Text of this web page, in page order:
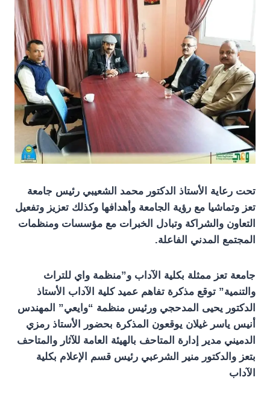
تحت رعاية الأستاذ الدكتور محمد الشعيبي رئيس جامعة
تعز وتماشيا مع رؤية الجامعة وأهدافها وكذلك تعزيز وتفعيل
التعاون والشراكة وتبادل الخبرات مع مؤسسات ومنظمات
المجتمع المدني الفاعلة.
جامعة تعز ممثلة بكلية الآداب و”منظمة واي للتراث
والتنمية” توقع مذكرة تفاهم عميد كلية الآداب الأستاذ
الدكتور يحيى المدحجي ورئيس منظمة “وايعي” المهندس
أنيس ياسر غيلان يوقعون المذكرة بحضور الأستاذ رمزي
الدميني مدير إدارة المتاحف بالهيئة العامة للآثار والمتاحف
بتعز والدكتور منير الشرعبي رئيس قسم الإعلام بكلية
الآداب